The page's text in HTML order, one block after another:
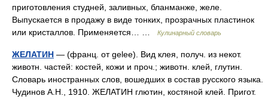
приготовления студней, заливных, бланманже, желе.
Выпускается в продажу в виде тонких, прозрачных пластинок
или кристаллов. Применяется… …
Кулинарный словарь
ЖЕЛАТИН — (франц. от gelee). Вид клея, получ. из некот.
животн. частей: костей, кожи и проч.; животн. клей, глутин.
Словарь иностранных слов, вошедших в состав русского языка.
Чудинов А.Н., 1910. ЖЕЛАТИН глютин, костяной клей. Пригот.